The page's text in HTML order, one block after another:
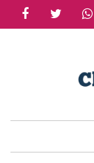
facebooktwitter